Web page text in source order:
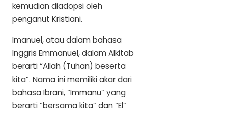
kemudian diadopsi oleh
penganut Kristiani.
Imanuel, atau dalam bahasa
Inggris Emmanuel, dalam Alkitab
berarti “Allah (Tuhan) beserta
kita”. Nama ini memiliki akar dari
bahasa Ibrani, “Immanu” yang
berarti “bersama kita” dan “El”